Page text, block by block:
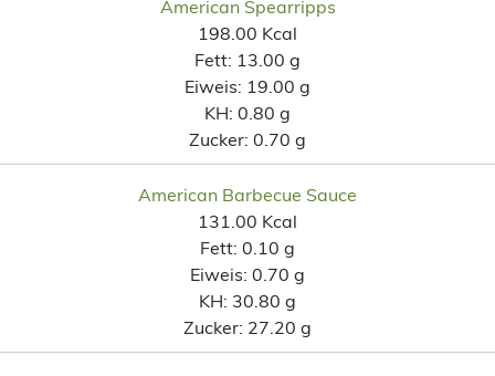
American Spearripps
198.00 Kcal
Fett: 13.00 g
Eiweis: 19.00 g
KH: 0.80 g
Zucker: 0.70 g
American Barbecue Sauce
131.00 Kcal
Fett: 0.10 g
Eiweis: 0.70 g
KH: 30.80 g
Zucker: 27.20 g